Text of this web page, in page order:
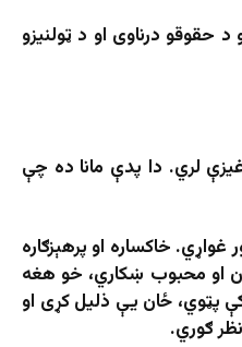
حقوقو درناوی او د ټولنيزو
لري. دا پدې مانا ده چې
غواړي. خاکساره او پرهېزګاره
او محبوب ښکاري، خو هغه
پټوي، ځان يې ذلیل کړی او
ګوري.